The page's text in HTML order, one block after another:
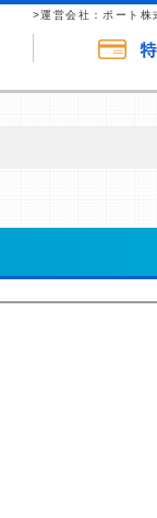
>運営会社：ポート株